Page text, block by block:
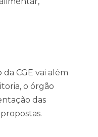
CGE vai além
o órgão
das